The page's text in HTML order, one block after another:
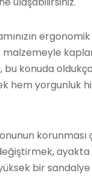
konuda
hem yorgunluk
bir